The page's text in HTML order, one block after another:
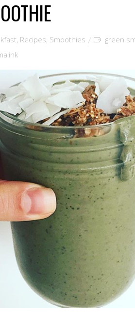
, Recipes, Smoothies green